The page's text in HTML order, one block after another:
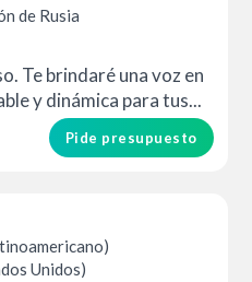
de Rusia
Te brindaré una voz en
y dinámica para tus...
Pide presupuesto
Unidos)